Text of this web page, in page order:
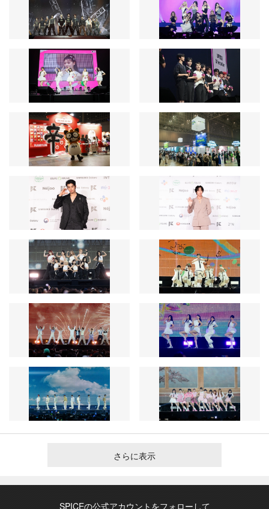
さらに表示
SPICEの公式アカウントをフォローして